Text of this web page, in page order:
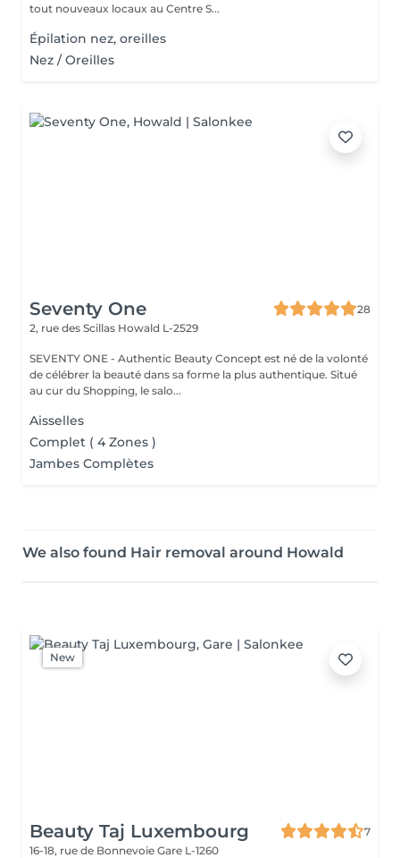
tout nouveaux locaux au Centre S...
Épilation nez, oreilles
Nez / Oreilles
Seventy One
28
2, rue des Scillas Howald L-2529
SEVENTY ONE - Authentic Beauty Concept est né de la volonté
de célébrer la beauté dans sa forme la plus authentique. Situé
au cur du Shopping, le salo...
Aisselles
Complet ( 4 Zones )
Jambes Complètes
We also found Hair removal around Howald
New
Beauty Taj Luxembourg
7
16-18, rue de Bonnevoie Gare L-1260